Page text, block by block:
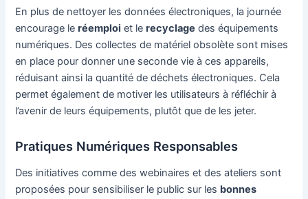
En plus de nettoyer les données électroniques, la journée
encourage leréemploi et lerecyclage des équipements
numériques. Des collectes de matériel obsolète sont mises
en place pour donner une seconde vie à ces appareils,
réduisant ainsi la quantité de déchets électroniques. Cela
permet également de motiver les utilisateurs à réfléchir à
l’avenir de leurs équipements, plutôt que de les jeter.
Pratiques Numériques Responsables
Des initiatives comme des webinaires et des ateliers sont
proposées pour sensibiliser le public sur les bonnes